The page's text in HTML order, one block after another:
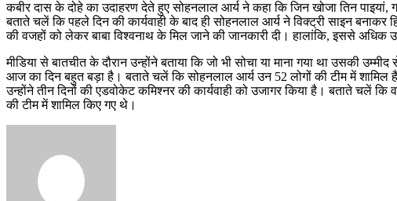
कबीर दास के दोहे का उदाहरण देते हुए सोहनलाल आर्य ने कहा कि जिन खोजा तिन पाइयां,
बताते चलें कि पहले दिन की कार्यवाही के बाद ही सोहनलाल आर्य ने विक्‍ट्री साइन बनाकर
की वजहों को लेकर बाबा विश्‍वनाथ के मिल जाने की जानकारी दी। हालांकि, इससे अधिक
मीडिया से बातचीत के दौरान उन्‍होंने बताया कि जो भी सोचा या माना गया था उसकी
आज का दिन बहुत बड़ा है। बताते चलें कि सोहनलाल आर्य उन 52 लोगों की टीम में शामिल हैं
उन्‍होंने तीन दिनों की एडवोकेट कमिश्‍नर की कार्यवाही को उजागर किया है। बताते चलें
की टीम में शामिल किए गए थे।